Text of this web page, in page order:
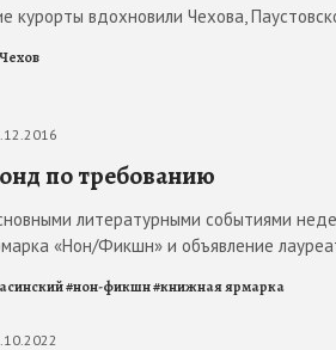
вдохновили Чехова,
Чехов
по требованию
литературными событиями
«Нон/Фикшн» и объявление
#нон-фикшн#книжная ярмарка